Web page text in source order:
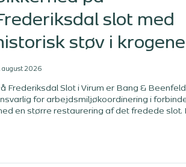
slot med
støv i krogene
august 2026
Frederiksdal Slot i Virum er Bang &
for arbejdsmiljøkoordinering i
en større restaurering af det fredede slot. I